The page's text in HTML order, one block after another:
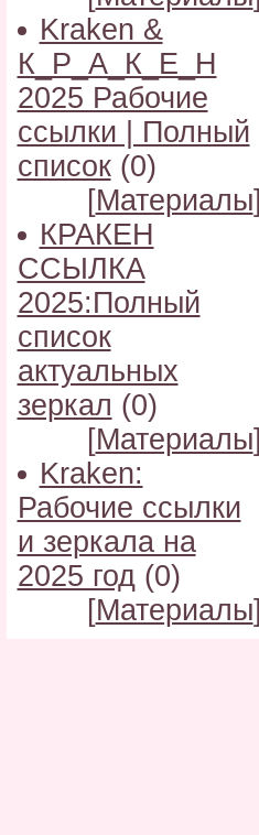
Kraken &
К_Р_А_К_Е_Н
2025 Рабочие
ссылки | Полный
список (0)
[Материалы]
КРАКЕН
ССЫЛКА
2025:Полный
список
актуальных
зеркал (0)
[Материалы]
Kraken:
Рабочие ссылки
и зеркала на
2025 год (0)
[Материалы]